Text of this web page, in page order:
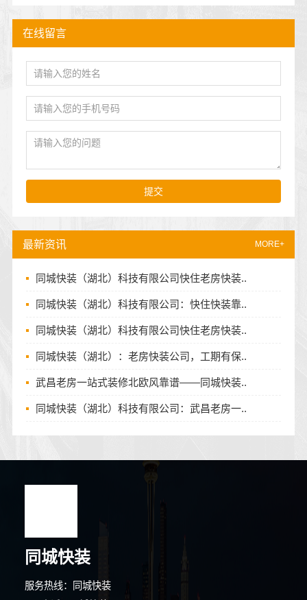
最新资讯 MORE+
同城快装（湖北）科技有限公司快住老房快装..
同城快装（湖北）科技有限公司：快住快装靠..
同城快装（湖北）科技有限公司快住老房快装..
同城快装（湖北）：老房快装公司，工期有保..
武昌老房一站式装修北欧风靠谱——同城快装..
同城快装（湖北）科技有限公司：武昌老房一..
在线留言
提交
同城快装
服务热线：同城快装